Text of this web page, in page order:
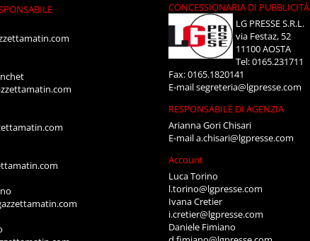
CONCESSIONARIA DI PUBBLICITÀ
LG PRESSE S.R.L.
via Festaz, 52
11100 AOSTA
Tel: 0165.231711
Fax: 0165.1820141
E-mailsegreteria@lgpresse.com
RESPONSABILE DI AGENZIA
Arianna Gori Chisari
E-maila.chisari@lgpresse.com
Account
Luca Torino
l.torino@lgpresse.com
Ivana Cretier
i.cretier@lgpresse.com
Daniele Fimiano